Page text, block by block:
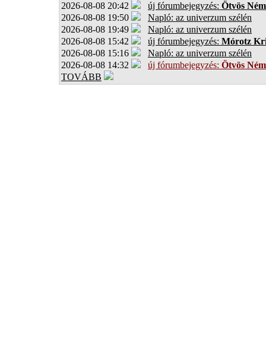
2026-08-08 20:42 új fórumbejegyzés: Ötvös
2026-08-08 19:50
Napló: az univerzum szélén
2026-08-08 19:49
Napló: az univerzum szélén
2026-08-08 15:42
új fórumbejegyzés: Mórotz
2026-08-08 15:16
Napló: az univerzum szélén
2026-08-08 14:32
új fórumbejegyzés: Ötvös
TOVÁBB